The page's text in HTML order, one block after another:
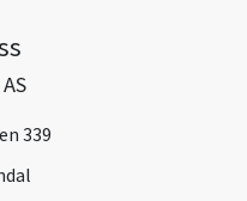
339